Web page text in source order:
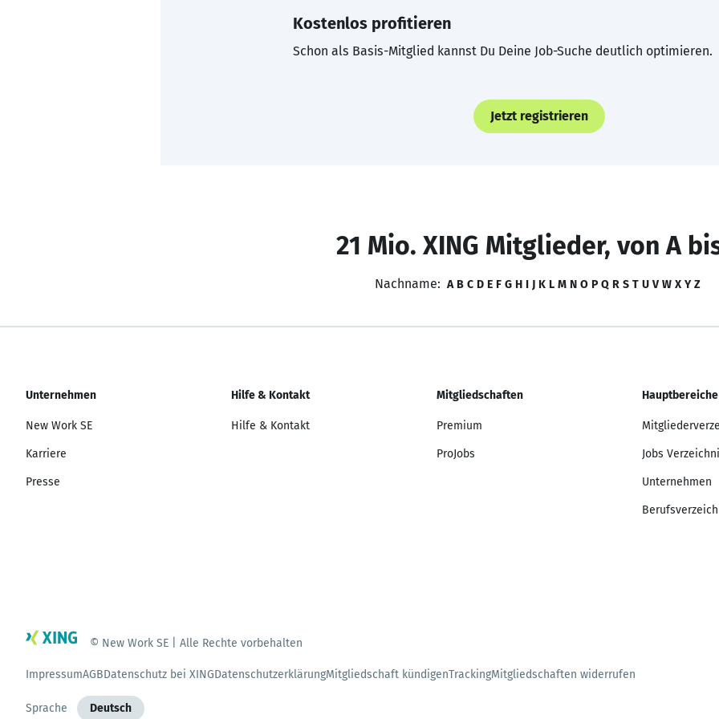
Kostenlos profitieren
Schon als Basis-Mitglied kannst Du Deine Job-Suche deutlich optimieren.
Jetzt registrieren
21 Mio. XING Mitglieder, von A
Nachname: A B C D E F G H I J K L M N O P Q R S T U V W X Y Z
Unternehmen
New Work SE
Karriere
Presse
Hilfe & Kontakt
Hilfe & Kontakt
Mitgliedschaften
Premium
ProJobs
Hauptbereiche
Jobs
Unternehmen
© New Work SE | Alle Rechte vorbehalten
ImpressumAGBDatenschutz bei XINGDatenschutzerklärungMitgliedschaft kündigenTrackingMitgliedschaften widerrufen
Sprache Deutsch